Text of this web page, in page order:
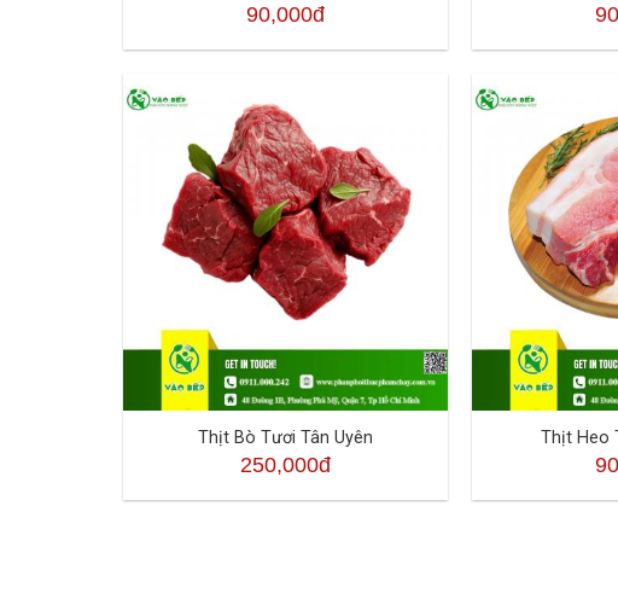
90,000đ
Thịt Bò Tươi Tân Uyên
250,000đ
Thịt Heo